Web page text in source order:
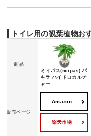
トイレ用の観葉植物お
商品
ミィパス(miipas) パ
キラ ハイドロカルチ
ャー
販売ページ
Amazon
楽天市場